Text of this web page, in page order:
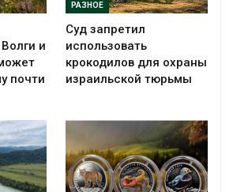
и
почти
РАЗНОЕ
Суд запретил
использовать
крокодилов для охраны
израильской тюрьмы